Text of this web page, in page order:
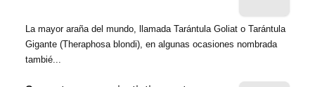
La mayor araña del mundo, llamada Tarántula Goliat o Tarántula
Gigante (Theraphosa blondi), en algunas ocasiones nombrada
tambié...